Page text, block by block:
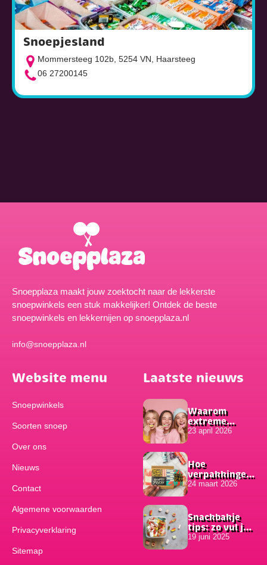
Snoepjesland
Mommersteeg 102b, 5254 VN, Haarsteeg
06 27200145
Snoepplaza maakt jouw zoektocht naar de lekkerste
snoepwinkels een stuk makkelijker! Ontdek de beste
snoepwinkels en lekkernijen op snoepplaza.nl
info@snoepplaza.nl
Website menu
Snoepwinkels
Soorten snoep
Over ons
Nieuws
Contact
Algemene voorwaarden
Privacyverklaring
Sitemap
Laatste nieuws
Waarom
extreme
smaken zo
jongeren
23 april 2026
Hoe
verpakkingen
bijdragen aan
bestellingen
24 maart 2026
Snackbakje
tips: zo vul je
hem
19 juni 2025